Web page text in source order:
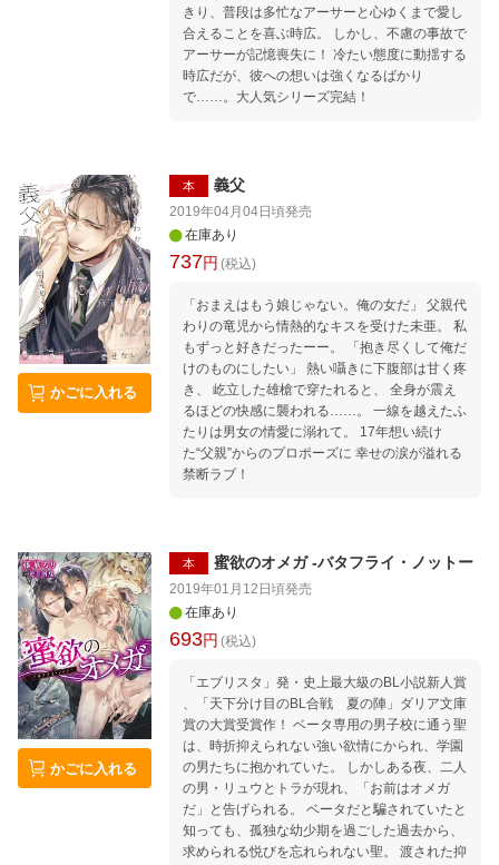
きり、普段は多忙なアーサーと心ゆくまで愛し
合えることを喜ぶ時広。 しかし、不慮の事故で
アーサーが記憶喪失に！ 冷たい態度に動揺する
時広だが、彼への想いは強くなるばかり
で……。大人気シリーズ完結！
かごに入れる
本 義父
2019年04月04日頃発売
在庫あり
737円 (税込)
「おまえはもう娘じゃない。俺の女だ」 父親代
わりの竜児から情熱的なキスを受けた未亜。 私
もずっと好きだったーー。 「抱き尽くして俺だ
けのものにしたい」 熱い囁きに下腹部は甘く疼
き、 屹立した雄槍で穿たれると、 全身が震え
るほどの快感に襲われる……。 一線を越えたふ
たりは男女の情愛に溺れて。 17年想い続け
た“父親”からのプロポーズに 幸せの涙が溢れる
禁断ラブ！
かごに入れる
本 蜜欲のオメガ -バタフライ・ノットー
2019年01月12日頃発売
在庫あり
693円 (税込)
「エブリスタ」発・史上最大級のBL小説新人賞
、「天下分け目のBL合戦 夏の陣」ダリア文庫
賞の大賞受賞作！ ベータ専用の男子校に通う聖
は、時折抑えられない強い欲情にかられ、学園
の男たちに抱かれていた。 しかしある夜、二人
の男・リュウとトラが現れ、「お前はオメガ
だ」と告げられる。 ベータだと騙されていたと
知っても、孤独な幼少期を過ごした過去から、
求められる悦びを忘れられない聖。 渡された抑